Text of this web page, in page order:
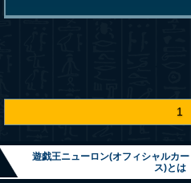
1
遊戯王ニューロン(オフィシャルカ
ス)とは